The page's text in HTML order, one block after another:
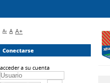
A- A A+
Conectarse
acceder a su cuenta